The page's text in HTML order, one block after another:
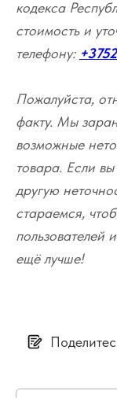
кодекса
стоимость и
телефону:
Пожалуйста,
факту. Мы
возможные
товара. Если
другую
стараемся,
ещё лучше!